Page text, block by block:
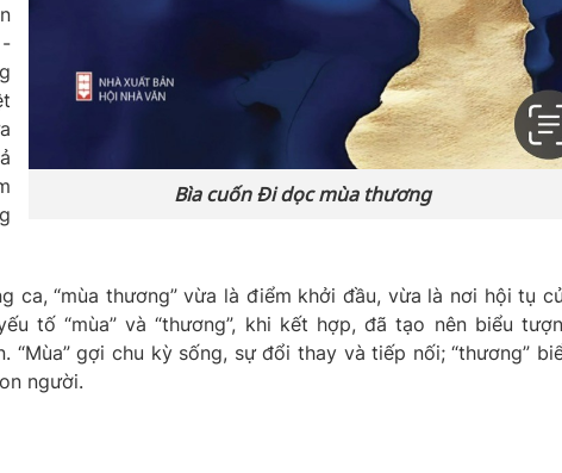
Bìa cuốnĐi dọc mùa thương
-
ca, “mùa thương” vừa là điểm khởi đầu, vừa là nơi hội tụ
tố “mùa” và “thương”, khi kết hợp, đã tạo nên biểu
“Mùa” gợi chu kỳ sống, sự đổi thay và tiếp nối; “thương”
người.